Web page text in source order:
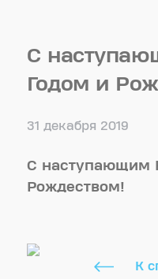
С
Годом и
31 декабря 2019
С наступающим
Рождеством!
К